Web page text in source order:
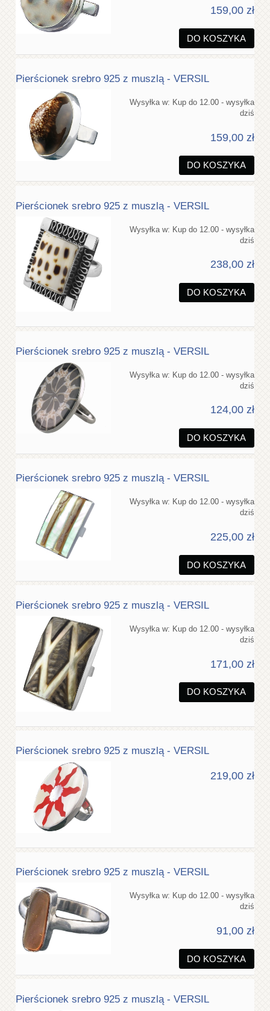
159,00 zł
DO KOSZYKA
Pierścionek srebro 925 z muszlą - VERSIL
Wysyłka w: Kup do 12.00 - wysyłka
dziś
159,00 zł
DO KOSZYKA
Pierścionek srebro 925 z muszlą - VERSIL
Wysyłka w: Kup do 12.00 - wysyłka
dziś
238,00 zł
DO KOSZYKA
Pierścionek srebro 925 z muszlą - VERSIL
Wysyłka w: Kup do 12.00 - wysyłka
dziś
124,00 zł
DO KOSZYKA
Pierścionek srebro 925 z muszlą - VERSIL
Wysyłka w: Kup do 12.00 - wysyłka
dziś
225,00 zł
DO KOSZYKA
Pierścionek srebro 925 z muszlą - VERSIL
Wysyłka w: Kup do 12.00 - wysyłka
dziś
171,00 zł
DO KOSZYKA
Pierścionek srebro 925 z muszlą - VERSIL
219,00 zł
Pierścionek srebro 925 z muszlą - VERSIL
Wysyłka w: Kup do 12.00 - wysyłka
dziś
91,00 zł
DO KOSZYKA
Pierścionek srebro 925 z muszlą - VERSIL